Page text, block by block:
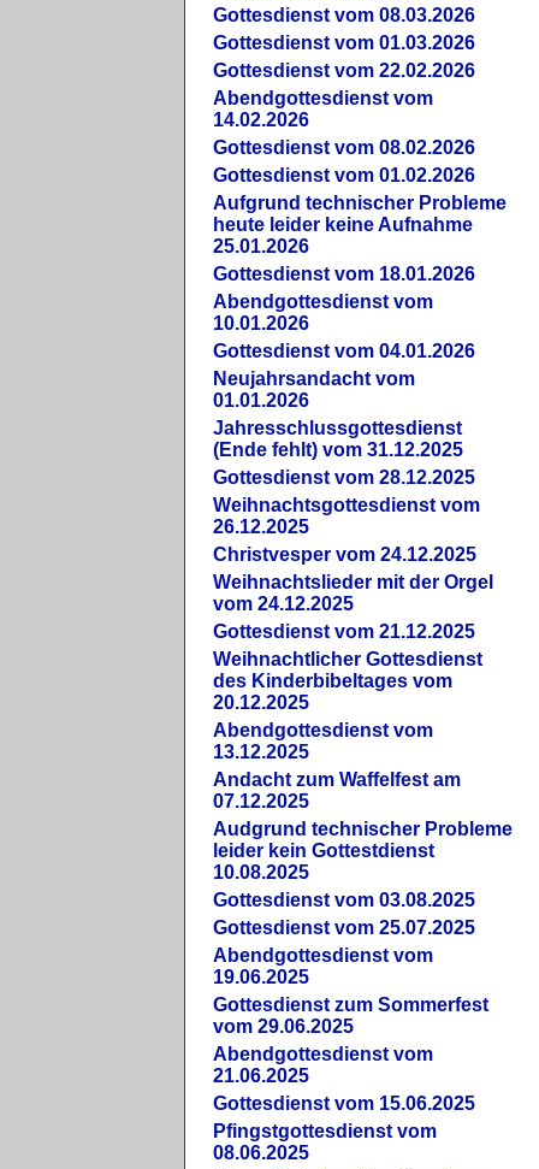
Gottesdienst vom 08.03.2026
Gottesdienst vom 01.03.2026
Gottesdienst vom 22.02.2026
Abendgottesdienst vom
14.02.2026
Gottesdienst vom 08.02.2026
Gottesdienst vom 01.02.2026
Aufgrund technischer Probleme
heute leider keine Aufnahme
25.01.2026
Gottesdienst vom 18.01.2026
Abendgottesdienst vom
10.01.2026
Gottesdienst vom 04.01.2026
Neujahrsandacht vom
01.01.2026
Jahresschlussgottesdienst
(Ende fehlt) vom 31.12.2025
Gottesdienst vom 28.12.2025
Weihnachtsgottesdienst vom
26.12.2025
Christvesper vom 24.12.2025
Weihnachtslieder mit der Orgel
vom 24.12.2025
Gottesdienst vom 21.12.2025
Weihnachtlicher Gottesdienst
des Kinderbibeltages vom
20.12.2025
Abendgottesdienst vom
13.12.2025
Andacht zum Waffelfest am
07.12.2025
Audgrund technischer Probleme
leider kein Gottestdienst
10.08.2025
Gottesdienst vom 03.08.2025
Gottesdienst vom 25.07.2025
Abendgottesdienst vom
19.06.2025
Gottesdienst zum Sommerfest
vom 29.06.2025
Abendgottesdienst vom
21.06.2025
Gottesdienst vom 15.06.2025
Pfingstgottesdienst vom
08.06.2025